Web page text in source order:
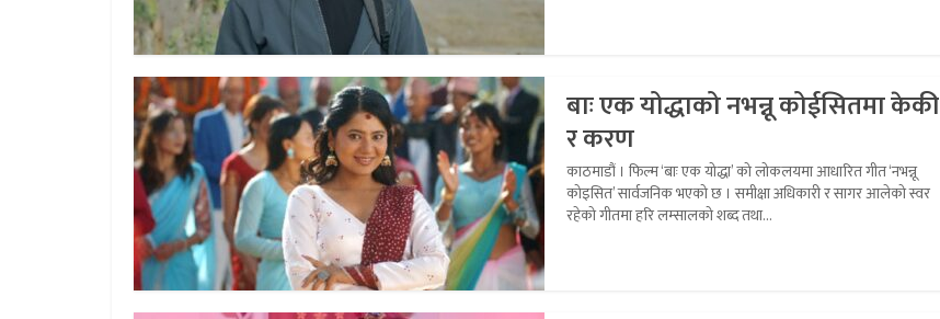
बाः एक योद्धाको नभन्नू कोईसितमा केकी
र करण
काठमाडौं । फिल्म ‘बाः एक योद्धा’ को लोकलयमा आधारित गीत ‘नभन्नू
कोइसित’ सार्वजनिक भएको छ । समीक्षा अधिकारी र सागर आलेको स्वर
रहेको गीतमा हरि लम्सालको शब्द तथा...